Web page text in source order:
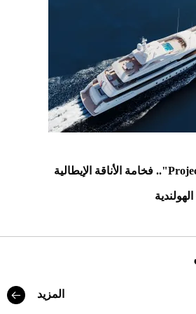
في العالم للرجال تمنحك فخامة
"بوجاتي ميسترال" الاستثنائية للبيع في
مزاد مونتيري
2026-07-23
يخت "Project Venus".. فخامة الأناقة الإيطالية
المزيد